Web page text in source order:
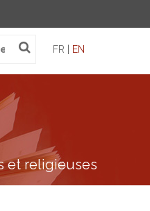
FR | EN
et religieuses